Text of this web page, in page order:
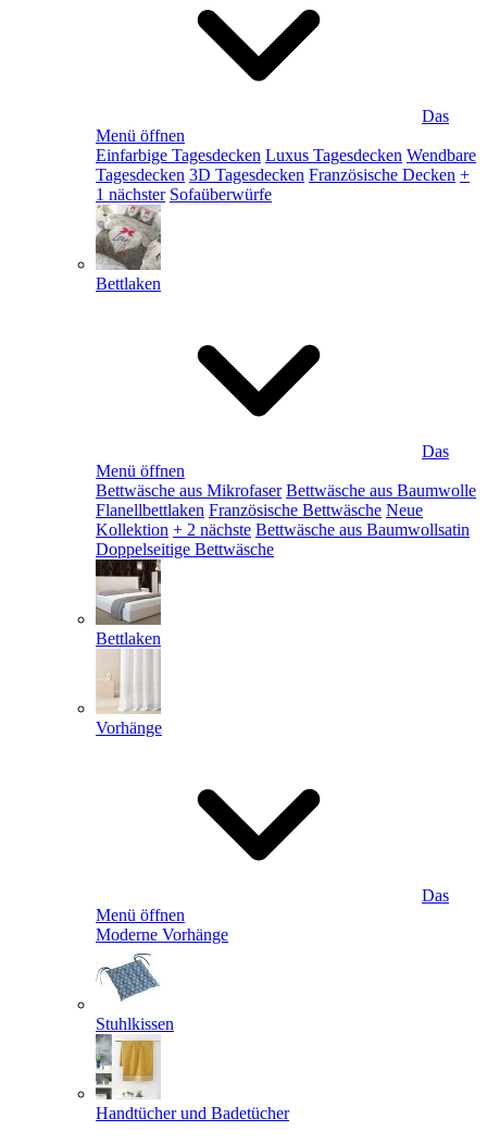
Das
Menü öffnen
Einfarbige Tagesdecken Luxus Tagesdecken Wendbare
Tagesdecken 3D Tagesdecken Französische Decken +
1 nächster Sofaüberwürfe
Bettlaken
Das
Menü öffnen
Bettwäsche aus Mikrofaser Bettwäsche aus Baumwolle
Flanellbettlaken Französische Bettwäsche Neue
Kollektion + 2 nächste Bettwäsche aus Baumwollsatin
Doppelseitige Bettwäsche
Bettlaken
Vorhänge
Das
Menü öffnen
Moderne Vorhänge
Stuhlkissen
Handtücher und Badetücher